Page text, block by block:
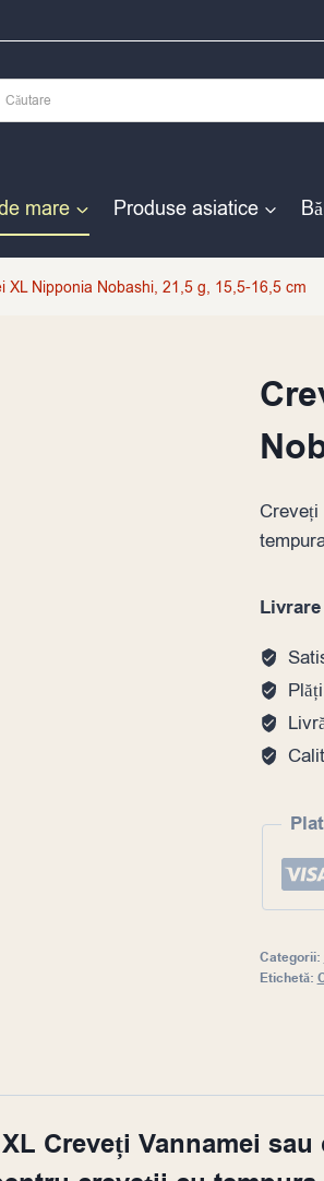
mare Produse asiatice
XL Nipponia Nobashi, 21,5 g, 15,5-16,5 cm
Creveți
Categorii:
Etichetă:
Creveți Vannamei